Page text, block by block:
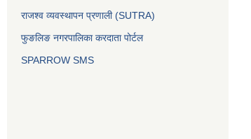
राजश्व व्यवस्थापन प्रणाली (SUTRA)
फुङलिङ नगरपालिका करदाता पोर्टल
SPARROW SMS